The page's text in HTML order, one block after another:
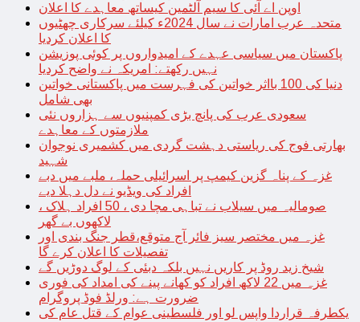
اوپن اے آئی کا سیم آلٹمین کیساتھ معاہدے کا اعلان
متحدہ عرب امارات نے سال 2024ء کیلئے سرکاری چھٹیوں
کا اعلان کردیا
پاکستان میں سیاسی عہدے کے امیدواروں پر کوئی پوزیشن
نہیں رکھتے: امریکہ نے واضح کردیا
دنیا کی 100 بااثر خواتین کی فہرست میں پاکستانی خواتین
بھی شامل
سعودی عرب کی پانچ بڑی کمپنیوں سے ہزاروں نئی
ملازمتوں کے معاہدے
بھارتی فوج کی ریاستی دہشت گردی میں کشمیری نوجوان
شہید
غزہ کے پناہ گزین کیمپ پر اسرائیلی حملہ، ملبے میں دبے
افراد کی ویڈیو نے دل دہلا دیے
صومالیہ میں سیلاب نے تباہی مچا دی ، 50 افراد ہلاک ،
لاکھوں بے گھر
غزہ میں مختصر سیز فائر آج متوقع،قطر جنگ بندی اور
تفصیلات کا اعلان کرے گا
شیخ زید روڈ پر کاریں نہیں بلکہ دبئی کے لوگ دوڑیں گے
غزہ میں 22 لاکھ افراد کو کھانے پینے کی امداد کی فوری
ضرورت ہے: ورلڈ فوڈ پروگرام
یکطرفہ قراردا واپس لو اور فلسطینی عوام کے قتل عام کی